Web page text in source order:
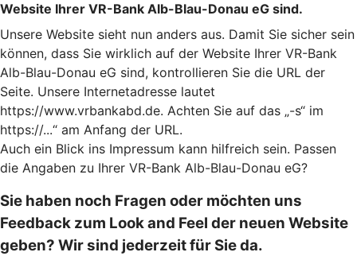
Website Ihrer VR-Bank Alb-Blau-Donau eG sind.
Unsere Website sieht nun anders aus. Damit Sie sicher sein
können, dass Sie wirklich auf der Website Ihrer VR-Bank
Alb-Blau-Donau eG sind, kontrollieren Sie die URL der
Seite. Unsere Internetadresse lautet
https://www.vrbankabd.de. Achten Sie auf das „-s“ im
https://...“ am Anfang der URL.
Auch ein Blick ins Impressum kann hilfreich sein. Passen
die Angaben zu Ihrer VR-Bank Alb-Blau-Donau eG?
Sie haben noch Fragen oder möchten uns
Feedback zum Look and Feel der neuen Website
geben? Wir sind jederzeit für Sie da.